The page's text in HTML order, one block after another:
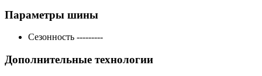
Параметры шины
Сезонность ---------
Дополнительные технологии